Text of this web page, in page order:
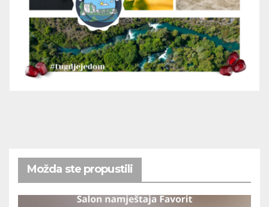
Možda ste propustili